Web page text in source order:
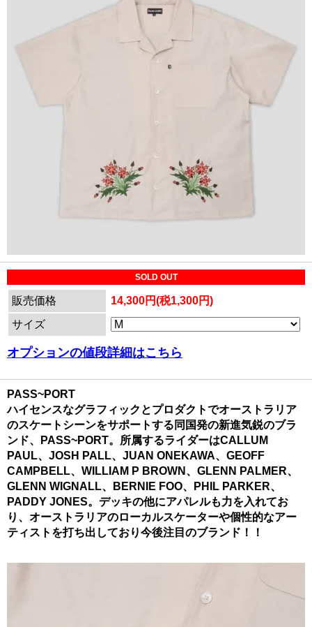
SOLD OUT
販売価格
14,300円(税1,300円)
サイズ
オプションの値段詳細はこちら
PASS~PORT
ハイセンスなグラフィックとプロダクトでオーストラリア
のスケートシーンをサポートする同国発の新進気鋭のブラ
ンド、PASS~PORT。所属するライダーはCALLUM
PAUL、JOSH PALL、JUAN ONEKAWA、GEOFF
CAMPBELL、WILLIAM P BROWN、GLENN PALMER、
GLENN WIGNALL、BERNIE FOO、PHIL PARKER、
PADDY JONES。デッキの他にアパレルも力を入れてお
り、オーストラリアのローカルスケーターや個性的なアー
ティストを打ち出しており今後注目のブランド！！